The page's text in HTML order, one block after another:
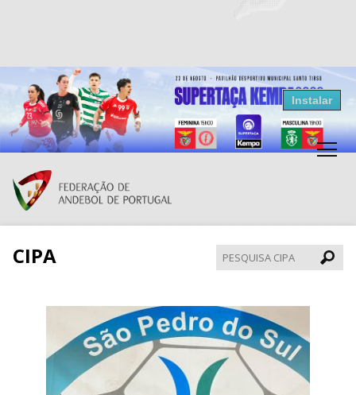
Resultados Andebol
Federação de Andebol de Portugal
Grátis - Disponivel na Play Store
Instalar
CIPA
CIPA